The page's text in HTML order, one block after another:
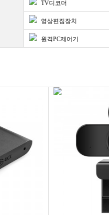
TV디코더
영상편집장치
원격PC제어기